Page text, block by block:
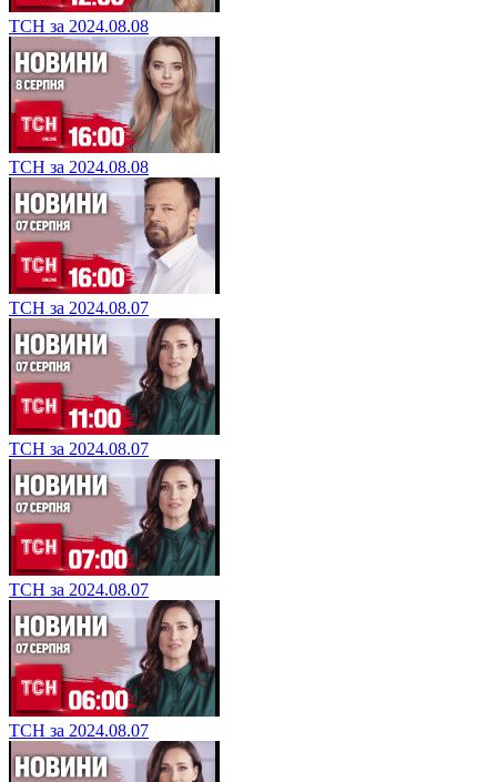
ТСН за 2024.08.08
ТСН за 2024.08.08
ТСН за 2024.08.07
ТСН за 2024.08.07
ТСН за 2024.08.07
ТСН за 2024.08.07